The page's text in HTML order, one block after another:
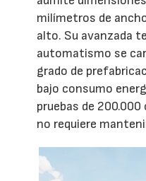
milímetros de
alto. Su avanzada
automatismo se
grado de
bajo consumo
pruebas de
no requiere